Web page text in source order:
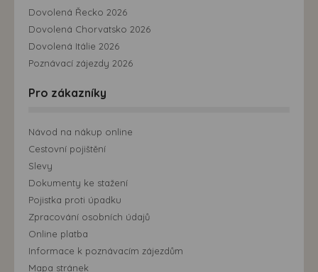
Dovolená Řecko 2026
Dovolená Chorvatsko 2026
Dovolená Itálie 2026
Poznávací zájezdy 2026
Pro zákazníky
Návod na nákup online
Cestovní pojištění
Slevy
Dokumenty ke stažení
Pojistka proti úpadku
Zpracování osobních údajů
Online platba
Informace k poznávacím zájezdům
Mapa stránek